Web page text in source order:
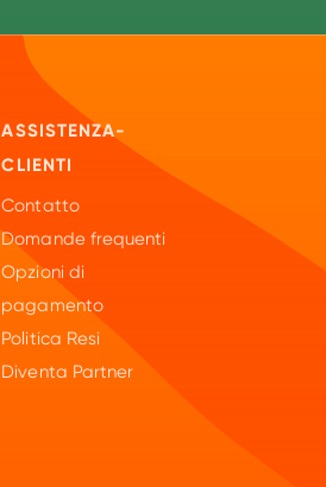
ASSISTENZA-
CLIENTI
Contatto
Domande frequenti
Opzioni di
pagamento
Politica Resi
Diventa Partner